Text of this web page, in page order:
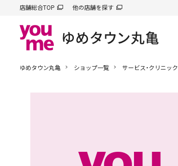
店舗総合TOP 他の店舗を探す
ゆめタウン丸亀 ショップ一覧 サービス・クリニック